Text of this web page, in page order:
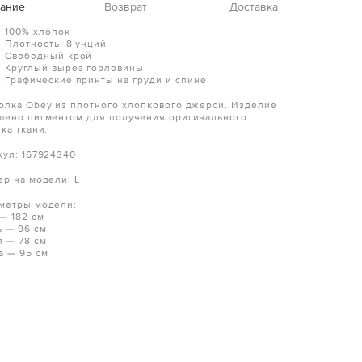
Возврат Доставка
100% хлопок
Плотность: 8 унций
Свободный крой
Круглый вырез горловины
Графические принты на груди и спине
Obey из плотного хлопкового джерси. Изделие
пигментом для получения оригинального
ткани.
167924340
на модели: L
модели:
182 см
— 96 см
— 78 см
— 95 см